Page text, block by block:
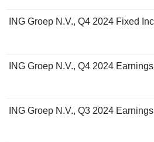
ING Groep N.V., Q4 2024 Fixed
ING Groep N.V., Q4 2024
ING Groep N.V., Q3 2024